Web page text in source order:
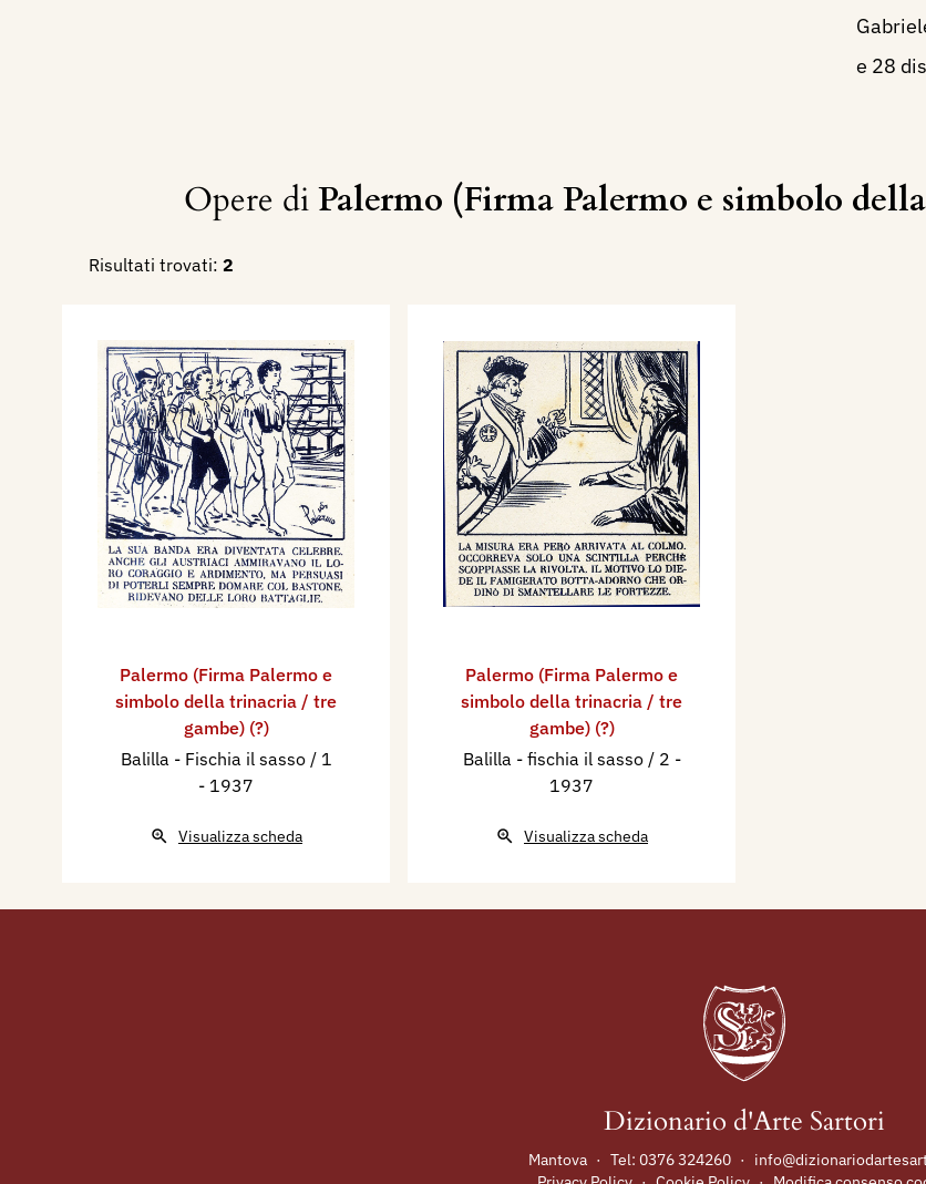
e 28
Opere diPalermo (Firma Palermo e simbolo
Risultati trovati: 2
Palermo (Firma Palermo e
simbolo della trinacria / tre
gambe) (?)
Balilla - Fischia il sasso / 1
- 1937
Visualizza scheda
Palermo (Firma Palermo e
simbolo della trinacria / tre
gambe) (?)
Balilla - fischia il sasso / 2 -
1937
Visualizza scheda
Dizionario d'Arte Sartori
Mantova · Tel: 0376 324260 ·